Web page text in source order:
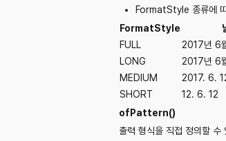
FormatStyle 종류에
FormatStyle
FULL
2017년 6
LONG
2017년 6
MEDIUM
2017. 6.
SHORT
12. 6. 12
ofPattern()
출력 형식을 직접 정의할 수